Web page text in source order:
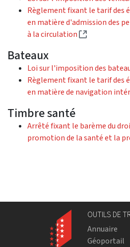
Règlement fixant le tarif des
en matière d'admission des
à la circulation
(Lien externe)
Bateaux
Loi sur l'imposition des
Règlement fixant le tarif des
en matière de navigation
Timbre santé
Arrêté fixant le barème du
promotion de la santé et la
OUTILS DE
Annuaire
Géoportail